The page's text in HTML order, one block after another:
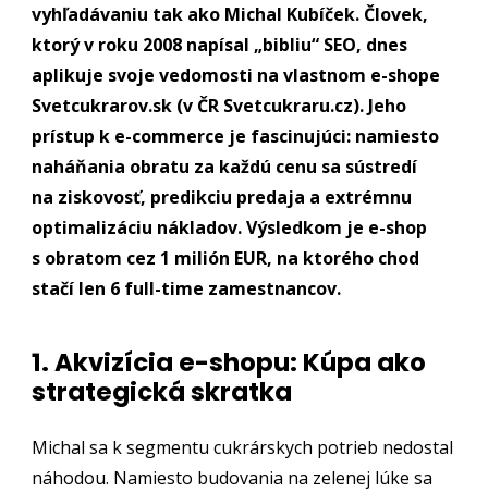
vyhľadávaniu tak ako Michal Kubíček. Človek,
ktorý v roku 2008 napísal „bibliu“ SEO, dnes
aplikuje svoje vedomosti na vlastnom e-shope
Svetcukrarov.sk (v ČR Svetcukraru.cz). Jeho
prístup k e-commerce je fascinujúci: namiesto
naháňania obratu za každú cenu sa sústredí
na ziskovosť, predikciu predaja a extrémnu
optimalizáciu nákladov. Výsledkom je e-shop
s obratom cez 1 milión EUR, na ktorého chod
stačí len 6 full-time zamestnancov.
1. Akvizícia e-shopu: Kúpa ako
strategická skratka
Michal sa k segmentu cukrárskych potrieb nedostal
náhodou. Namiesto budovania na zelenej lúke sa